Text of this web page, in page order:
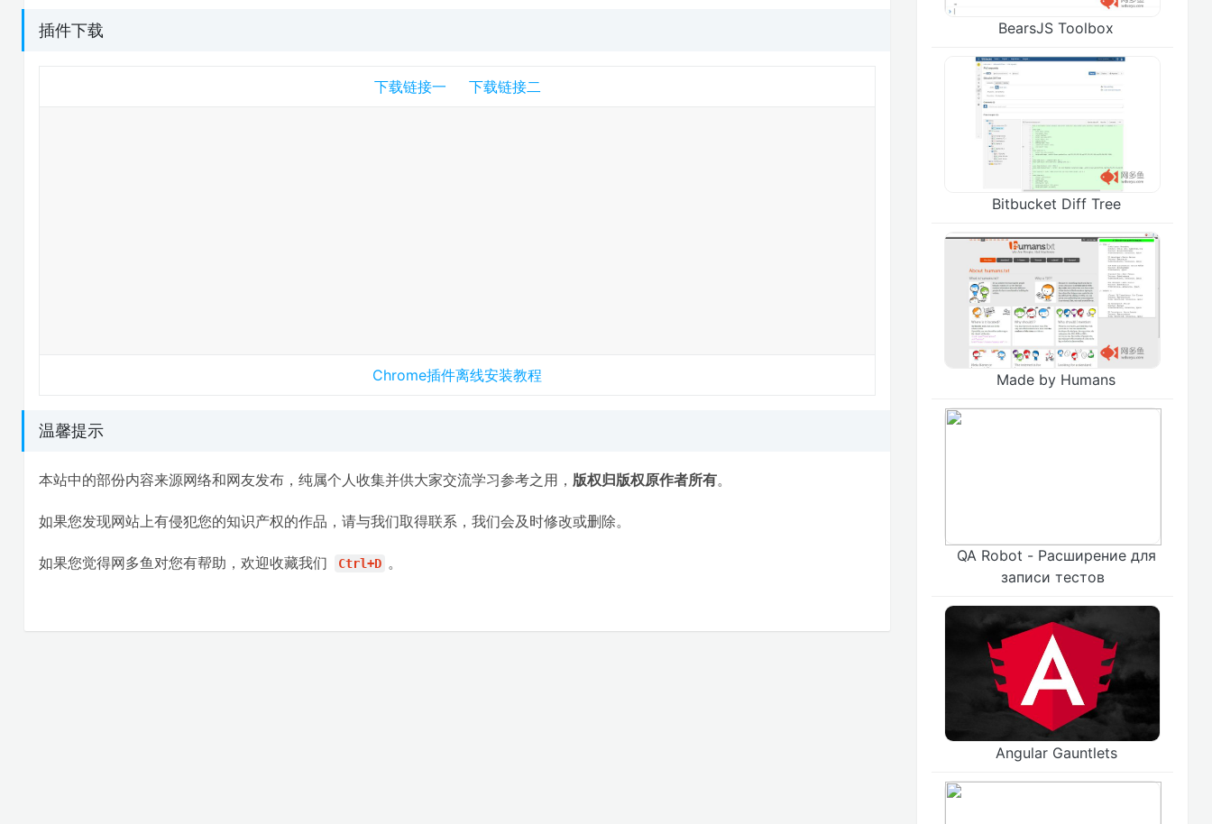
插件下载
下载链接一 下载链接二
Chrome插件离线安装教程
温馨提示
本站中的部份内容来源网络和网友发布，纯属个人收集并供大家交流学习参考之用， 版权归版权原作者所有。
如果您发现网站上有侵犯您的知识产权的作品，请与我们取得联系，我们会及时修改或删除。
如果您觉得网多鱼对您有帮助，欢迎收藏我们 Ctrl+D 。
BearsJS Toolbox
Bitbucket Diff Tree
Made by Humans
QA Robot - Расширение для
записи тестов
Angular Gauntlets